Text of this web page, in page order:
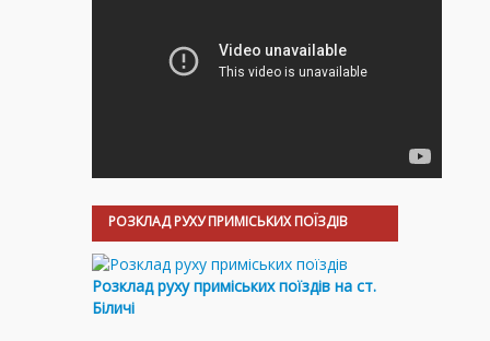
РОЗКЛАД РУХУ ПРИМІСЬКИХ ПОЇЗДІВ
Розклад руху приміських поїздів на ст.
Біличі